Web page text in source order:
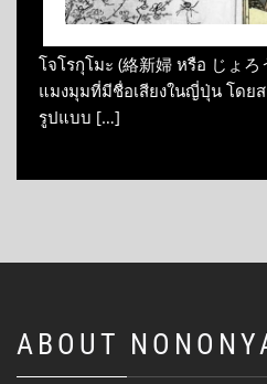
โจโรกุโมะ (絡新婦 หรือ じょ
แมงมุมที่มีชื่อเสียงในญี่ปุ่น โดยส
รูปแบบ […]
ABOUT